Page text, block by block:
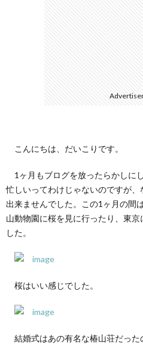
こんにちは、だいこりです。
1ヶ月もブログを放ったらかしに
忙しいってわけじゃないのですが
出来ませんでした。この1ヶ月の間
山動物園に桜を見に行ったり、東
した。
桜はいい感じでした。
結婚式はあの有名な椿山荘だっ